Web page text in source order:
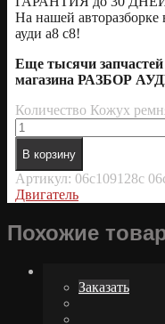
На нашей авторазборке
ауди а8 с8!
Еще тысячи
магазина РАЗБОР
Количество Кожух
В корзину
Артикул: 06c109128c
Двигатель
Похожие
Заказать